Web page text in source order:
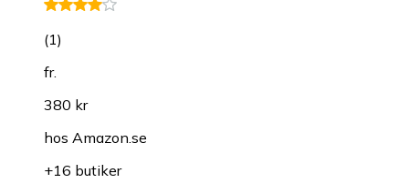
(1)
fr.
380 kr
hos Amazon.se
+16 butiker